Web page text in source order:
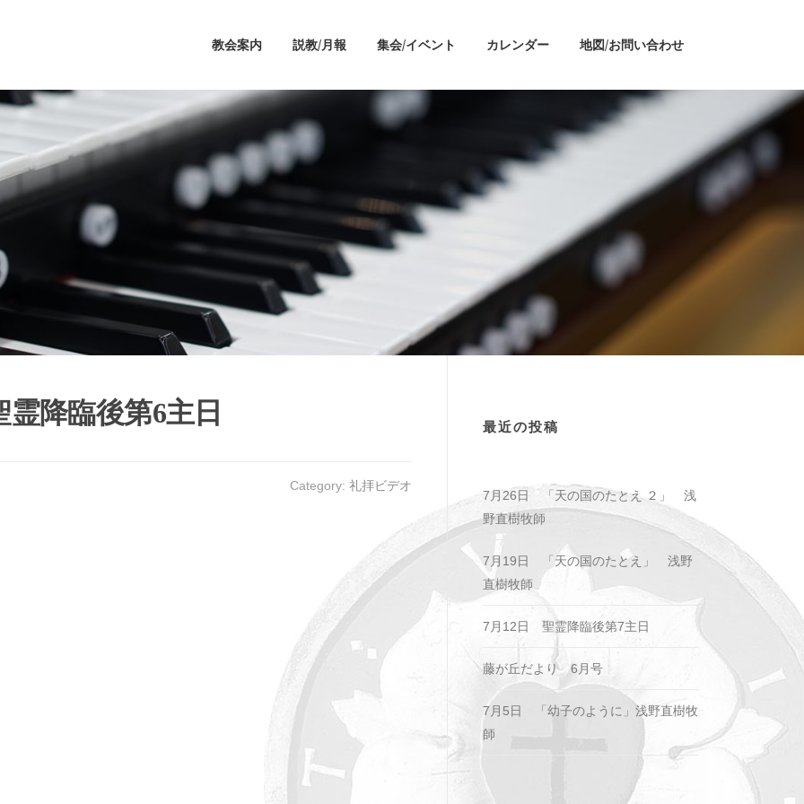
教会案内 説教/月報 集会/イベント カレンダー 地図/お問い合わせ
降臨後第6主日
Category: 礼拝ビデオ
最近の投稿
7月26日 「天の国のたとえ ２」 浅
野直樹牧師
7月19日 「天の国のたとえ」 浅野
直樹牧師
7月12日 聖霊降臨後第7主日
藤が丘だより 6月号
7月5日 「幼子のように」浅野直樹牧
師